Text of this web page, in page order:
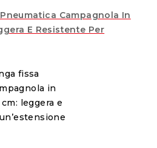
Campagnola In
E Resistente Per